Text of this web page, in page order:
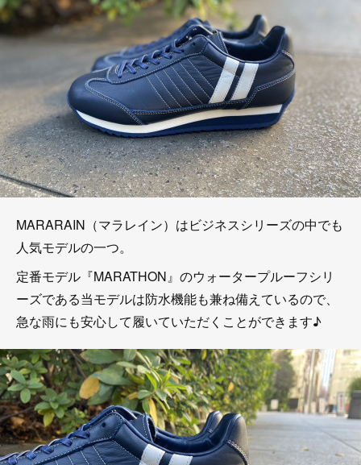
MARARAIN（マラレイン）はビジネスシリーズの中でも
人気モデルの一つ。
定番モデル『MARATHON』のウォータープルーフシリ
ーズである当モデルは防水機能も兼ね備えているので、
急な雨にも安心して履いていただくことができます♪